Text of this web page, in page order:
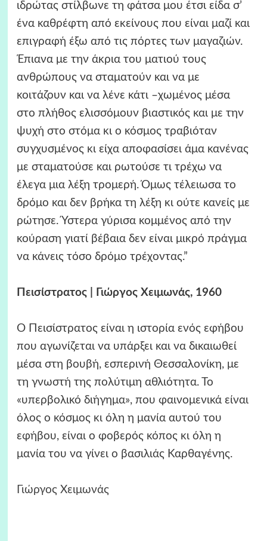
ιδρώτας στίλβωνε τη φάτσα μου έτσι είδα σ’
ένα καθρέφτη από εκείνους που είναι μαζί και
επιγραφή έξω από τις πόρτες των μαγαζιών.
Έπιανα με την άκρια του ματιού τους
ανθρώπους να σταματούν και να με
κοιτάζουν και να λένε κάτι –χωμένος μέσα
στο πλήθος ελισσόμουν βιαστικός και με την
ψυχή στο στόμα κι ο κόσμος τραβιόταν
συγχυσμένος κι είχα αποφασίσει άμα κανένας
με σταματούσε και ρωτούσε τι τρέχω να
έλεγα μια λέξη τρομερή. Όμως τέλειωσα το
δρόμο και δεν βρήκα τη λέξη κι ούτε κανείς με
ρώτησε. Ύστερα γύρισα κομμένος από την
κούραση γιατί βέβαια δεν είναι μικρό πράγμα
να κάνεις τόσο δρόμο τρέχοντας.”
Πεισίστρατος | Γιώργος Χειμωνάς, 1960
Ο Πεισίστρατος είναι η ιστορία ενός εφήβου
που αγωνίζεται να υπάρξει και να δικαιωθεί
μέσα στη βουβή, εσπερινή Θεσσαλονίκη, με
τη γνωστή της πολύτιμη αθλιότητα. Το
«υπερβολικό διήγημα», που φαινομενικά είναι
όλος ο κόσμος κι όλη η μανία αυτού του
εφήβου, είναι ο φοβερός κόπος κι όλη η
μανία του να γίνει ο βασιλιάς Καρθαγένης.
Γιώργος Χειμωνάς